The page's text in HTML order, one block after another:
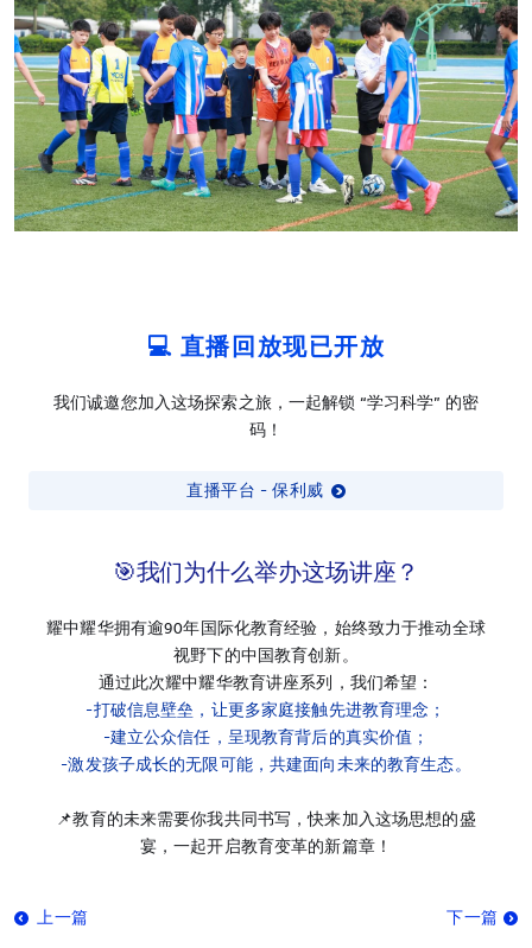
💻 直播回放现已开放
我们诚邀您加入这场探索之旅，一起解锁 “学习科学” 的密
码！
直播平台 - 保利威
🎯我们为什么举办这场讲座？
耀中耀华拥有逾90年国际化教育经验，始终致力于推动全球
视野下的中国教育创新。
通过此次耀中耀华教育讲座系列，我们希望：
-打破信息壁垒，让更多家庭接触先进教育理念；
-建立公众信任，呈现教育背后的真实价值；
-激发孩子成长的无限可能，共建面向未来的教育生态。
📌教育的未来需要你我共同书写，快来加入这场思想的盛
宴，一起开启教育变革的新篇章！
上一篇 下一篇